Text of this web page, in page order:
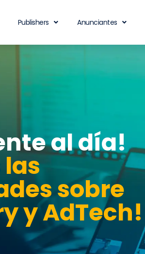
Publishers Anunciantes
al día!
las
sobre
y AdTech!